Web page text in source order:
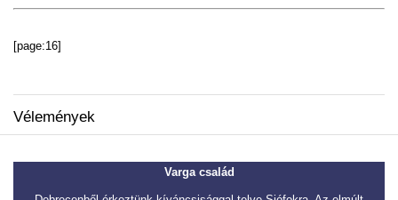
[page:16]
Vélemények
Varga család